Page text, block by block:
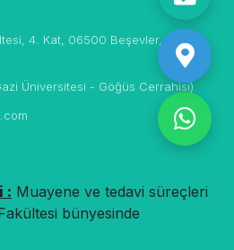
4. Kat, 06500 Beşevler,
Üniversitesi - Göğüs Cerrahisi)
: Muayene ve tedavi süreçleri
bünyesinde